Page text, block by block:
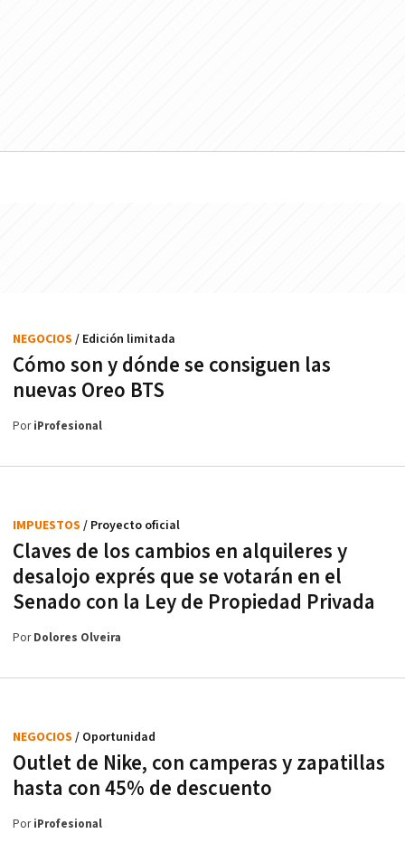
Cómo son y dónde se consiguen las
nuevas Oreo BTS
NEGOCIOS / Edición limitada
PoriProfesional
Claves de los cambios en alquileres y
desalojo exprés que se votarán en el
Senado con la Ley de Propiedad Privada
IMPUESTOS / Proyecto oficial
PorDolores Olveira
Outlet de Nike, con camperas y zapatillas
hasta con 45% de descuento
NEGOCIOS / Oportunidad
PoriProfesional